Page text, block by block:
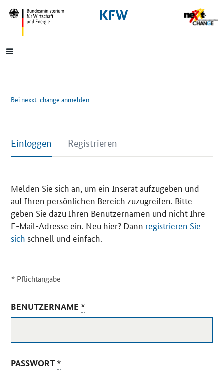
SrOnlyNavigation
Hauptmenü
Bei nexxt-change anmelden
Einloggen Registrieren
Melden Sie sich an, um ein Inserat aufzugeben und
auf Ihren persönlichen Bereich zuzugreifen. Bitte
geben Sie dazu Ihren Benutzernamen und nicht Ihre
E-Mail-Adresse ein. Neu hier? Dann registrieren Sie
sich schnell und einfach.
* Pflichtangabe
BENUTZERNAME *
PASSWORT*